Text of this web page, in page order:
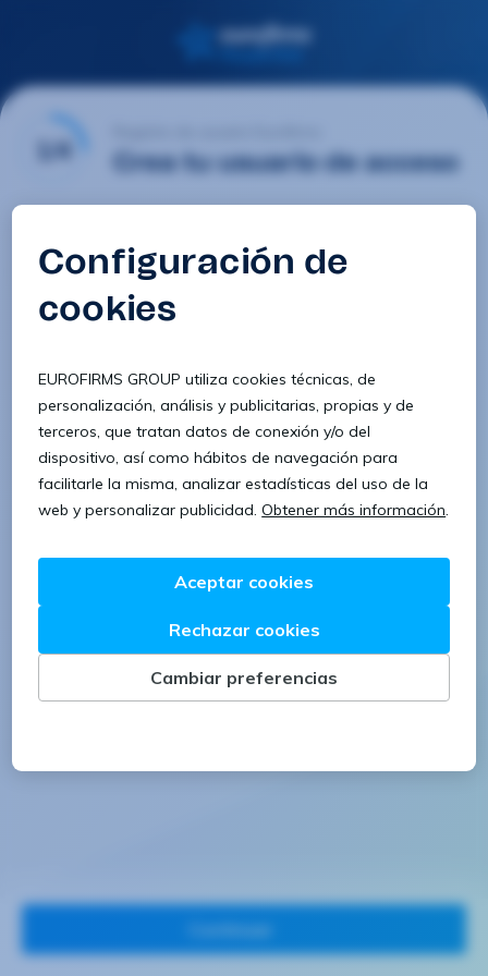
1/4 Crea tu usuario de acceso
Contraseña
Confirmar contraseña
8 caracteres 1 letra minúscula
1 letra mayúscula 1 número